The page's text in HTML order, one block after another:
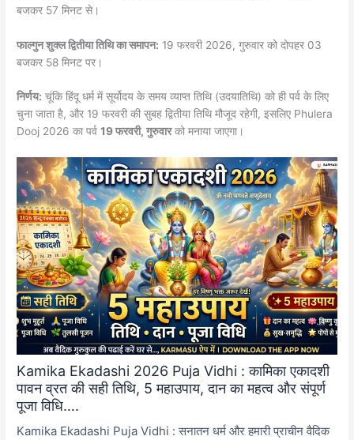
बजकर 57 मिनट से।
फाल्गुन शुक्ल द्वितीया तिथि का समापन: 19 फरवरी 2026, गुरुवार को दोपहर 03
बजकर 58 मिनट पर।
निर्णय: चूंकि हिंदू धर्म में सूर्योदय के समय व्याप्त तिथि (उदयातिथि) को ही पर्व के लिए
चुना जाता है, और 19 फरवरी की सुबह द्वितीया तिथि मौजूद रहेगी, इसलिए Phulera
Dooj 2026 का पर्व19 फरवरी, गुरुवारको मनाया जाएगा।
Kamika Ekadashi 2026 Puja Vidhi : कामिका एकादशी
पावन व्रत की सही तिथि, 5 महाउपाय, दान का महत्व और संपूर्ण
पूजा विधि….
Kamika Ekadashi Puja Vidhi : सनातन धर्म और हमारी प्राचीन वैदिक